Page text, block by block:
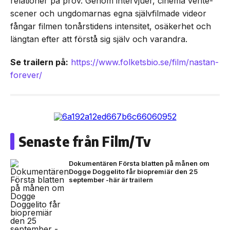
scener och ungdomarnas egna självfilmade videor
fångar filmen tonårstidens intensitet, osäkerhet och
längtan efter att förstå sig själv och varandra.
Se trailern på: https://www.folketsbio.se/film/nastan-
forever/
Senaste från Film/Tv
Dokumentären Första blatten på månen om
Dogge Doggelito får biopremiär den 25
september -här är trailern